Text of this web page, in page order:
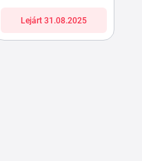
Lejárt 31.08.2025